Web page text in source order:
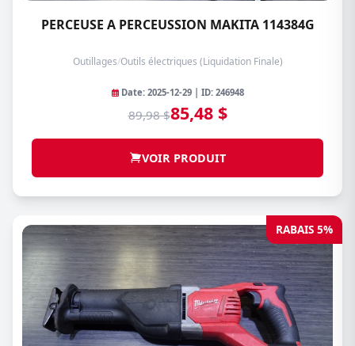
PERCEUSE A PERCEUSSION MAKITA 114384G
Outillages/Outils électriques (Liquidation Finale)
Date: 2025-12-29 | ID: 246948
89,98 $85,48 $
VOIR PRODUIT
RABAIS 5%